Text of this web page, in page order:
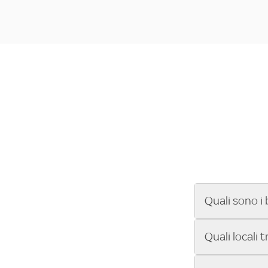
Quali sono i
Se cerchi un
ENILIVE, la
Quali locali